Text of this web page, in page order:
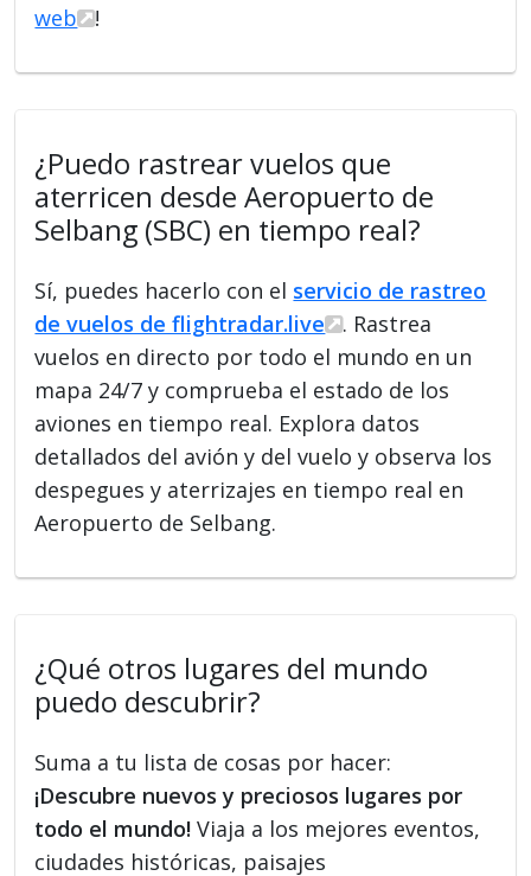
web
!
¿Puedo rastrear vuelos que
aterricen desde Aeropuerto de
Selbang (SBC) en tiempo real?
Sí, puedes hacerlo con el servicio de rastreo
de vuelos de flightradar.live
. Rastrea
vuelos en directo por todo el mundo en un
mapa 24/7 y comprueba el estado de los
aviones en tiempo real. Explora datos
detallados del avión y del vuelo y observa los
despegues y aterrizajes en tiempo real en
Aeropuerto de Selbang.
¿Qué otros lugares del mundo
puedo descubrir?
Suma a tu lista de cosas por hacer:
¡Descubre nuevos y preciosos lugares por
todo el mundo! Viaja a los mejores eventos,
ciudades históricas, paisajes